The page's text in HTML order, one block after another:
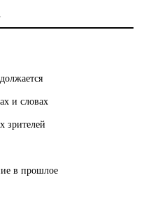
и словах
зрителей
в прошлое